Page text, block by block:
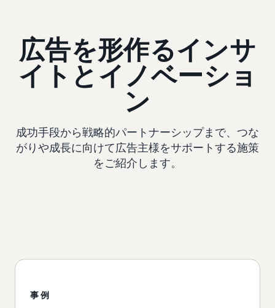
広告を形作るインサ
イトとイノベーショ
ン
成功手段から戦略的パートナーシップまで、つな
がりや成長に向けて広告主様をサポートする施策
をご紹介します。
事例